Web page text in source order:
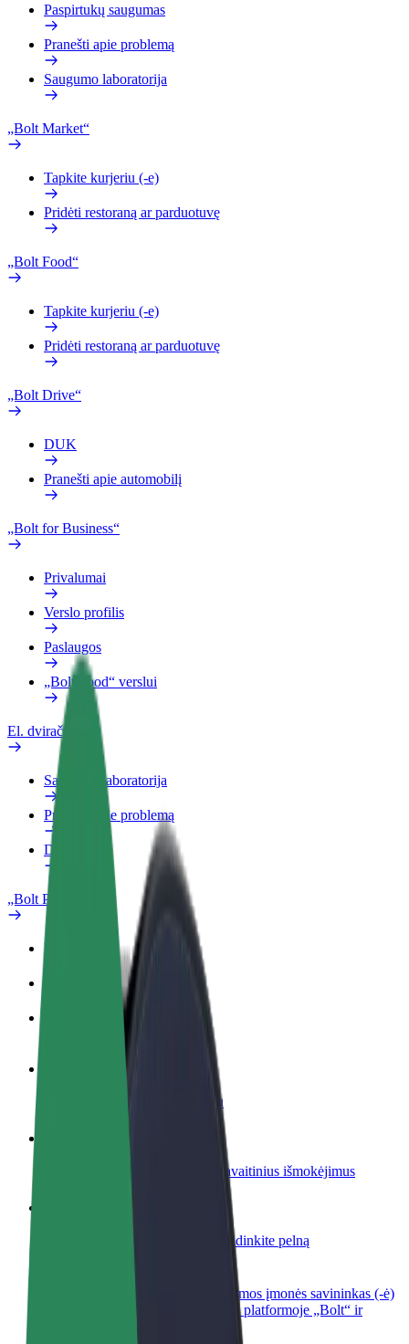
Paspirtukų saugumas
Pranešti apie problemą
Saugumo laboratorija
„Bolt Market“
Tapkite kurjeriu (-e)
Pridėti restoraną ar parduotuvę
„Bolt Food“
Tapkite kurjeriu (-e)
Pridėti restoraną ar parduotuvę
„Bolt Drive“
DUK
Pranešti apie automobilį
„Bolt for Business“
Privalumai
Verslo profilis
Paslaugos
„Bolt Food“ verslui
El. dviračiai
Saugumo laboratorija
Pranešti apie problemą
DUK
„Bolt Plus“
Privalumai
Kaip prisijungti
Tapkite vairuotoju (-a)
Užsidirbkite jums patogiu metu
Tapkite kurjeriu (-e)
Pristatinėkite maistą ir gaukite savaitinius išmokėjimus
Pritraukite daugiau klientų ir padidinkite pelną
Registruotis kaip automobilių nuomos įmonės savininkas (-ė)
Užregistruokite savo automobilius platformoje „Bolt“ ir